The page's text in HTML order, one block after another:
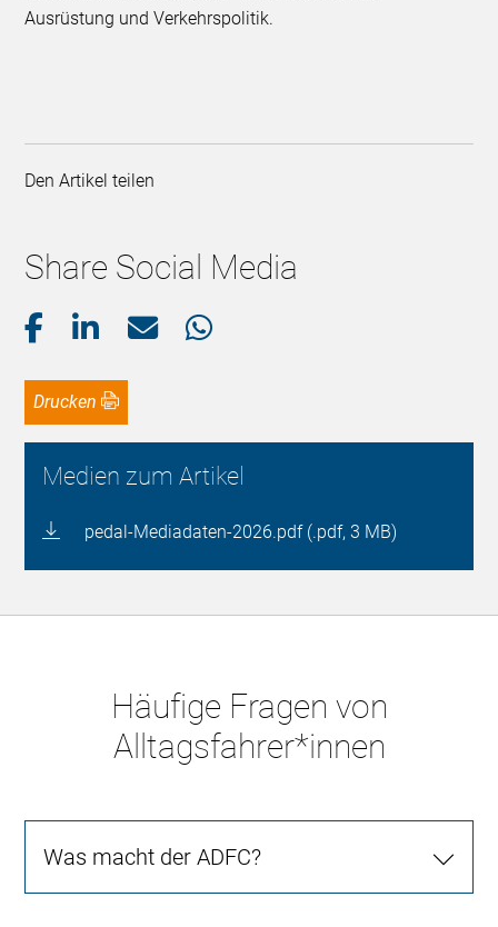
Ausrüstung und Verkehrspolitik.
Den Artikel teilen
Share Social Media
Drucken
Medien zum Artikel
pedal-Mediadaten-2026.pdf (.pdf, 3 MB)
Häufige Fragen von
Alltagsfahrer*innen
Was macht der ADFC?